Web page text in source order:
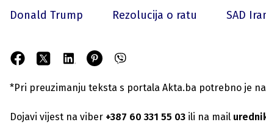
Donald Trump Rezolucija o ratu SAD
*Pri preuzimanju teksta s portala Akta.ba potrebno je
Dojavi vijest na viber +387 60 331 55 03 ili na mail